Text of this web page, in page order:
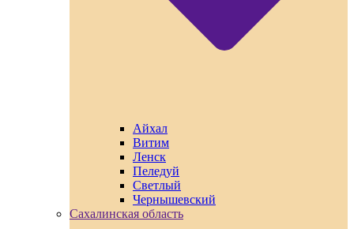
Айхал
Витим
Ленск
Пеледуй
Светлый
Чернышевский
Сахалинская область